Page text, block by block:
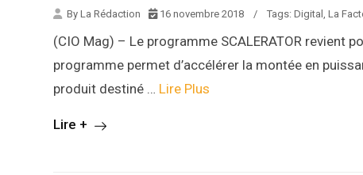
By La Rédaction 16 novembre 2018 / Tags: Digital , La
(CIO Mag) – Le programme SCALERATOR revient
programme permet d’accélérer la montée en
produit destiné … Lire Plus
Lire +